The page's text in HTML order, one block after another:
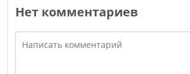
Нет комментариев